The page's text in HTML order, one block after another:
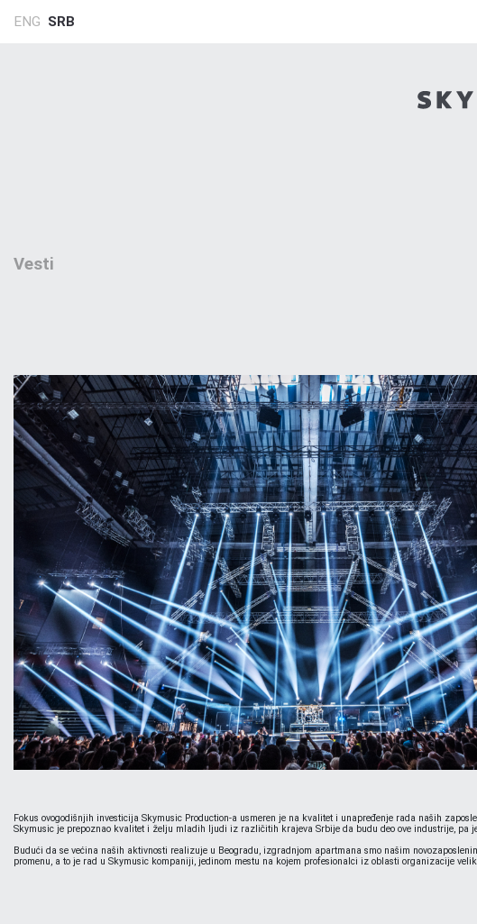
ENG SRB
Vesti
Fokus ovogodišnjih investicija Skymusic Production-a usmeren je na kvalitet i unapređenje rada naših
Skymusic je prepoznao kvalitet i želju mladih ljudi iz različitih krajeva Srbije da budu deo ove industrije, pa
Budući da se većina naših aktivnosti realizuje u Beogradu, izgradnjom apartmana smo našim
promenu, a to je rad u Skymusic kompaniji, jedinom mestu na kojem profesionalci iz oblasti organizacije